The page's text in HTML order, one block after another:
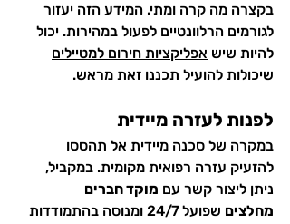
בקצרה מה קרה ומתי. המידע הזה יעזור
לגורמים הרלוונטיים לפעול במהירות. יכול
להיות שיש אפליקציות חירום למטיילים
שיכולות להועיל תכננו זאת מראש.
לפנות לעזרה מיידית
במקרה של סכנה מיידית אל תהססו
להזעיק עזרה רפואית מקומית. במקביל,
ניתן ליצור קשר עם מוקד חברים
מחלצים
שפועל 24/7 ומנוסה בהתמודדות